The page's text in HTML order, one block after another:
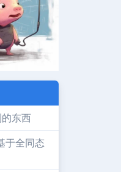
东西
于全同态